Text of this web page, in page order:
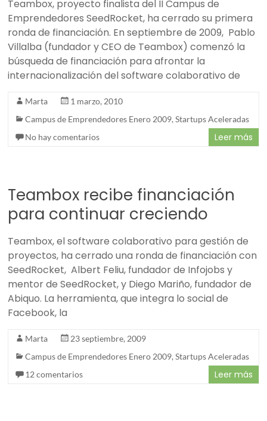
Teambox, proyecto finalista del II Campus de
Emprendedores SeedRocket, ha cerrado su primera
ronda de financiación. En septiembre de 2009, Pablo
Villalba (fundador y CEO de Teambox) comenzó la
búsqueda de financiación para afrontar la
internacionalización del software colaborativo de
Marta
1 marzo, 2010
Campus de Emprendedores Enero 2009,Startups Aceleradas
No hay comentarios
Leer más
Teambox recibe financiación
para continuar creciendo
Teambox, el software colaborativo para gestión de
proyectos, ha cerrado una ronda de financiación con
SeedRocket, Albert Feliu, fundador de Infojobs y
mentor de SeedRocket, y Diego Mariño, fundador de
Abiquo. La herramienta, que integra lo social de
Facebook, la
Marta
23 septiembre, 2009
Campus de Emprendedores Enero 2009,Startups Aceleradas
12 comentarios
Leer más